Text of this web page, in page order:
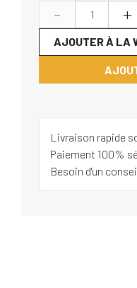
- +
AJOUTER À LA
Livraison rapide
Paiement 100%
Besoin d'un